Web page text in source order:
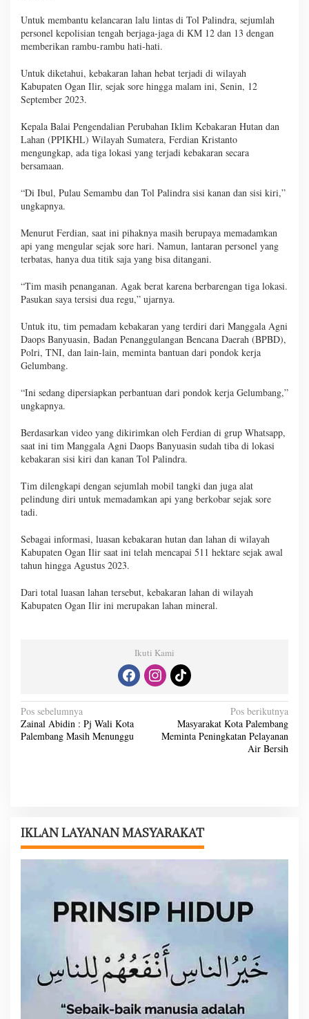
Untuk membantu kelancaran lalu lintas di Tol Palindra, sejumlah
personel kepolisian tengah berjaga-jaga di KM 12 dan 13 dengan
memberikan rambu-rambu hati-hati.
Untuk diketahui, kebakaran lahan hebat terjadi di wilayah
Kabupaten Ogan Ilir, sejak sore hingga malam ini, Senin, 12
September 2023.
Kepala Balai Pengendalian Perubahan Iklim Kebakaran Hutan dan
Lahan (PPIKHL) Wilayah Sumatera, Ferdian Kristanto
mengungkap, ada tiga lokasi yang terjadi kebakaran secara
bersamaan.
“Di Ibul, Pulau Semambu dan Tol Palindra sisi kanan dan sisi kiri,”
ungkapnya.
Menurut Ferdian, saat ini pihaknya masih berupaya memadamkan
api yang mengular sejak sore hari. Namun, lantaran personel yang
terbatas, hanya dua titik saja yang bisa ditangani.
“Tim masih penanganan. Agak berat karena berbarengan tiga lokasi.
Pasukan saya tersisi dua regu,” ujarnya.
Untuk itu, tim pemadam kebakaran yang terdiri dari Manggala Agni
Daops Banyuasin, Badan Penanggulangan Bencana Daerah (BPBD),
Polri, TNI, dan lain-lain, meminta bantuan dari pondok kerja
Gelumbang.
“Ini sedang dipersiapkan perbantuan dari pondok kerja Gelumbang,”
ungkapnya.
Berdasarkan video yang dikirimkan oleh Ferdian di grup Whatsapp,
saat ini tim Manggala Agni Daops Banyuasin sudah tiba di lokasi
kebakaran sisi kiri dan kanan Tol Palindra.
Tim dilengkapi dengan sejumlah mobil tangki dan juga alat
pelindung diri untuk memadamkan api yang berkobar sejak sore
tadi.
Sebagai informasi, luasan kebakaran hutan dan lahan di wilayah
Kabupaten Ogan Ilir saat ini telah mencapai 511 hektare sejak awal
tahun hingga Agustus 2023.
Dari total luasan lahan tersebut, kebakaran lahan di wilayah
Kabupaten Ogan Ilir ini merupakan lahan mineral.
Ikuti Kami
N
a
s
i
Pos sebelumnya
Zainal Abidin : Pj Wali Kota
Palembang Masih Menunggu
Pos berikutnya
Masyarakat Kota Palembang
Meminta Peningkatan Pelayanan
Air Bersih
IKLAN LAYANAN MASYARAKAT